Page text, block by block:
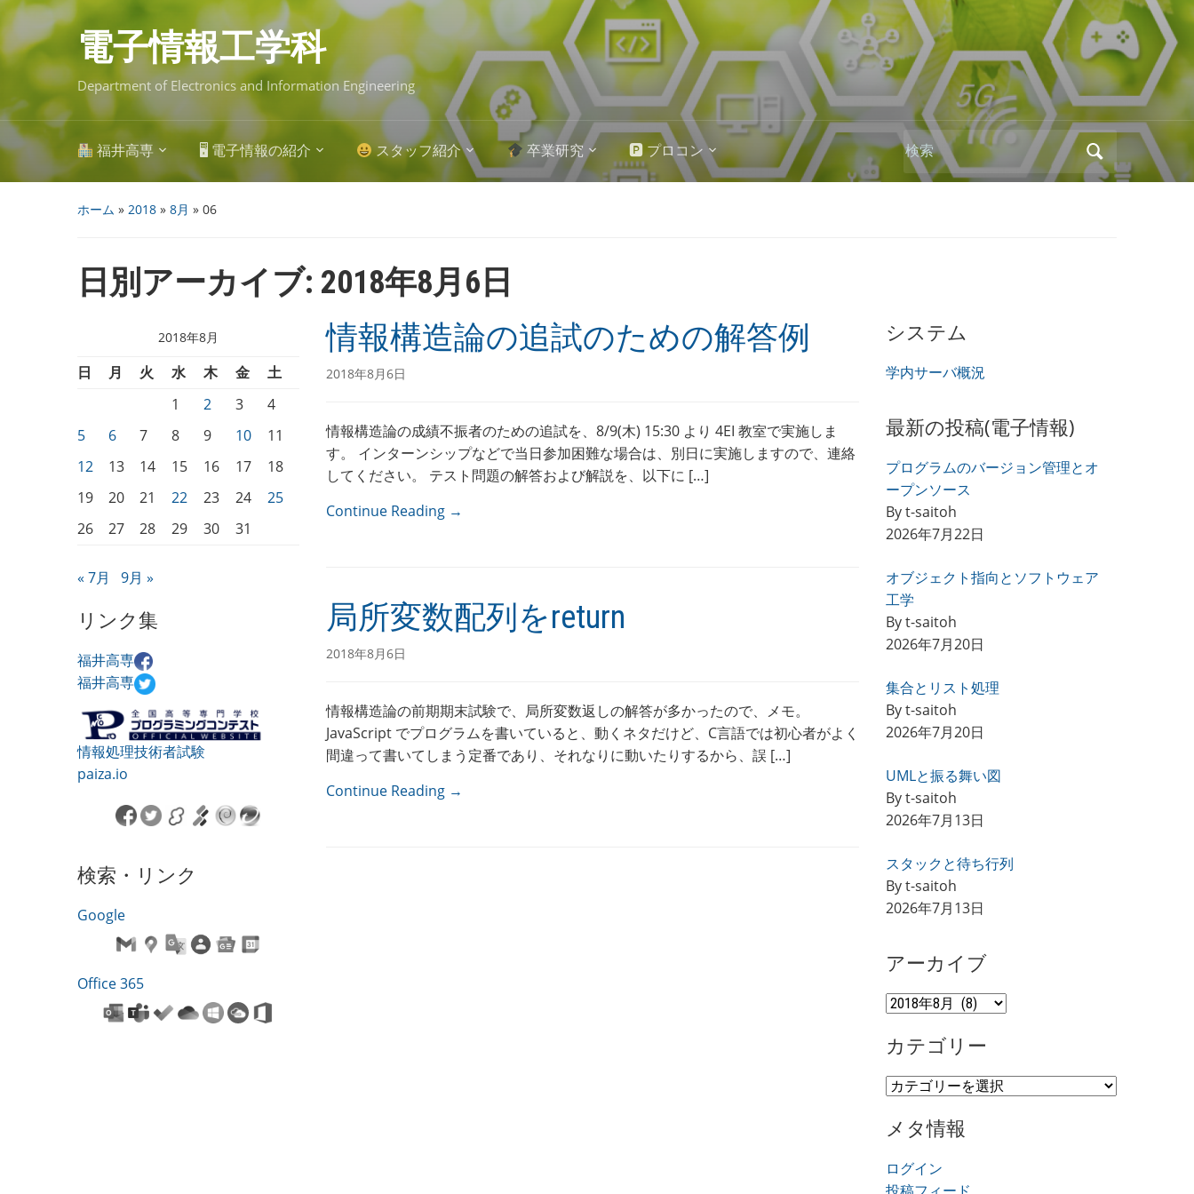
Skip
to
main
content 電子情報工学科
Department of Electronics and Information Engineering
福井高専 🖥 電子情報の紹介 スタッフ紹介 卒業研究 🅿 プロコン
Search
for:
ホーム » 2018 » 8月 » 06
日別アーカイブ: 2018年8月6日
2018年8月
日 月 火 水 木 金
土
1
2 3
4
5
6 7 8 9 10
11
12
13 14 15 16 17
18
19
20 21 22 23 24
25
26
27 28 29 30 31
« 7月 9月 »
リンク集
福井高専
福井高専
情報処理技術者試験
paiza.io
検索・リンク
Google
Office 365
情報構造論の追試のための解答例
2018年8月6日
情報構造論の成績不振者のための追試を、8/9(木) 15:30 より 4EI 教室で実施しま
す。 インターンシップなどで当日参加困難な場合は、別日に実施しますので、連絡
してください。 テスト問題の解答および解説を、以下に […]
Continue Reading →
局所変数配列をreturn
2018年8月6日
情報構造論の前期期末試験で、局所変数返しの解答が多かったので、メモ。
JavaScript でプログラムを書いていると、動くネタだけど、C言語では初心者がよく
間違って書いてしまう定番であり、それなりに動いたりするから、誤 […]
Continue Reading →
システム
学内サーバ概況
最新の投稿(電子情報)
プログラムのバージョン管理とオ
ープンソース
By t-saitoh
2026年7月22日
オブジェクト指向とソフトウェア
工学
By t-saitoh
2026年7月20日
集合とリスト処理
By t-saitoh
2026年7月20日
UMLと振る舞い図
By t-saitoh
2026年7月13日
スタックと待ち行列
By t-saitoh
2026年7月13日
アーカイブ
ア
カ
ブ
カテゴリー
カ
ゴ
ー
メタ情報
ログイン